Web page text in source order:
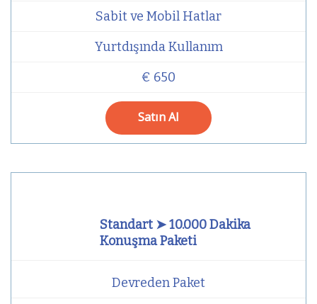
Sabit ve Mobil Hatlar
Yurtdışında Kullanım
€ 650
Satın Al
Standart ➤ 10.000 Dakika
Konuşma Paketi
Devreden Paket